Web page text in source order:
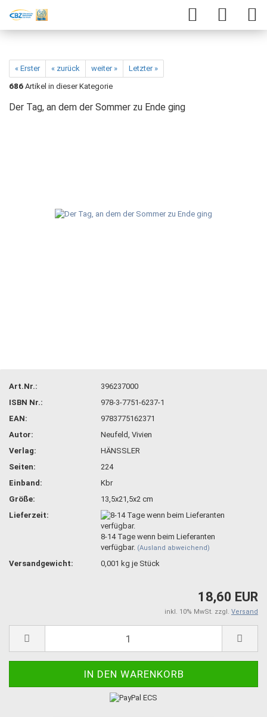
« Erster « zurück weiter »
Letzter »
686 Artikel in dieser Kategorie
Der Tag, an dem der Sommer zu Ende ging
Art.Nr.:
396237000
ISBN Nr.:
978-3-7751-6237-1
EAN:
9783775162371
Autor:
Neufeld, Vivien
Verlag:
HÄNSSLER
Seiten:
224
Einband:
Kbr
Größe:
13,5x21,5x2 cm
Lieferzeit:
8-14 Tage wenn beim Lieferanten
verfügbar. (Ausland abweichend)
Versandgewicht: 0,001 kg je Stück
18,60 EUR
inkl. 10% MwSt. zzgl. Versand